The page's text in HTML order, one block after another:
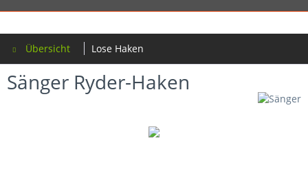
Übersicht Lose Haken
Sänger Ryder-Haken